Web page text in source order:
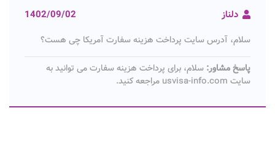
دلناز 1402/09/02
سلام، آدرس سایت پرداخت هزینه سفارت آمریکا چی هست؟
پاسخ مشاور: سلام، برای پرداخت هزینه سفارت می توانید به
سایت usvisa-info.com مراجعه کنید.